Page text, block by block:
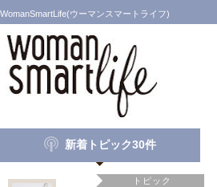
WomanSmartLife(ウーマンスマートライフ)
新着トピック30件
トピック